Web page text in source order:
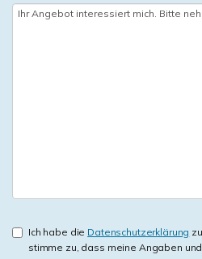
Ich habe die Datenschutzerklärung
stimme zu, dass meine Angaben